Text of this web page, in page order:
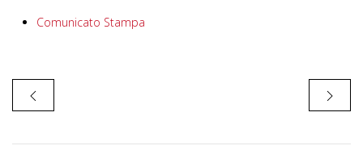
Comunicato Stampa